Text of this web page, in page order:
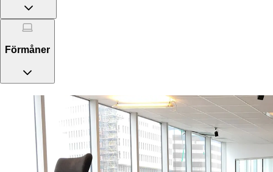
Förmåner